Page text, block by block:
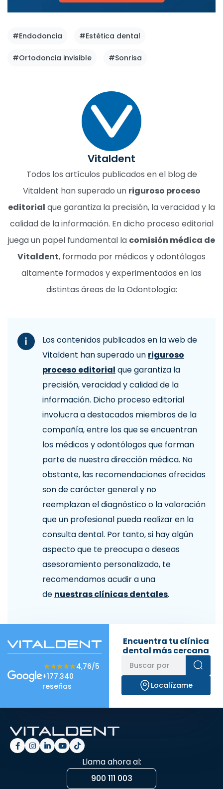
#Endodoncia #Estética dental
#Ortodoncia invisible #Sonrisa
Vitaldent
Todos los artículos publicados en el blog de
Vitaldent han superado un riguroso proceso
editorial que garantiza la precisión, la veracidad y la
calidad de la información. En dicho proceso editorial
juega un papel fundamental la comisión médica de
Vitaldent, formada por médicos y odontólogos
altamente formados y experimentados en las
distintas áreas de la Odontología:
Los contenidos publicados en la web de
Vitaldent han superado un riguroso
proceso editorial que garantiza la
precisión, veracidad y calidad de la
información. Dicho proceso editorial
involucra a destacados miembros de la
compañía, entre los que se encuentran
los médicos y odontólogos que forman
parte de nuestra dirección médica. No
obstante, las recomendaciones ofrecidas
son de carácter general y no
reemplazan el diagnóstico o la valoración
que un profesional pueda realizar en la
consulta dental. Por tanto, si hay algún
aspecto que te preocupa o deseas
asesoramiento personalizado, te
recomendamos acudir a una
de nuestras clínicas dentales.
★★★★★
★★★★★4,76/5
+177.340
reseñas
Encuentra tu clínica
dental más cercana
Localízame
Llama ahora al:
900 111 003